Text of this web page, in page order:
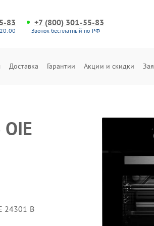
83 +7 (800) 301-55-83
Звонок бесплатный по РФ
Доставка Гарантии Акции и скидки
24301 B